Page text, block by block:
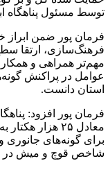
توسط مسئول پناهگاه
فرمان پور ضمن
فرهنگ‌سازی، ارتقا
مهم‌تر همراهی و
عوامل در پراکنش
استان دانست.
فرمان پور افزود:
معادل ۲۵ هزار
برای گونه‌های
شاخص قوچ و میش در